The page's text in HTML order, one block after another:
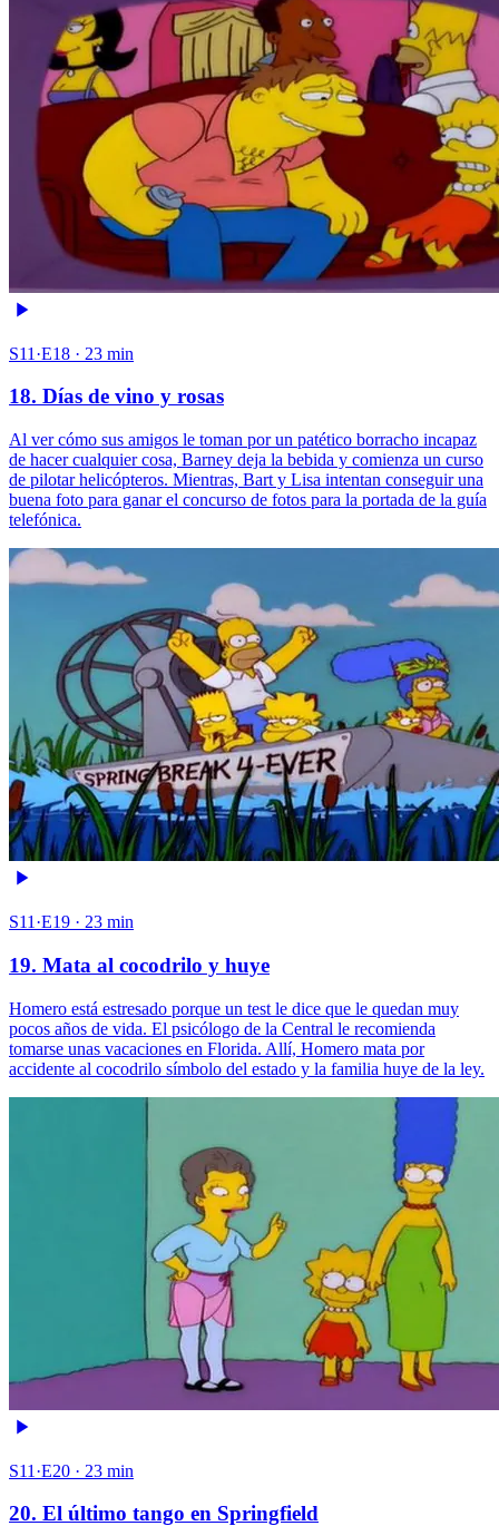
S11·E18 · 23 min
18. Días de vino y rosas
Al ver cómo sus amigos le toman por un patético borracho incapaz
de hacer cualquier cosa, Barney deja la bebida y comienza un curso
de pilotar helicópteros. Mientras, Bart y Lisa intentan conseguir una
buena foto para ganar el concurso de fotos para la portada de la guía
telefónica.
S11·E19 · 23 min
19. Mata al cocodrilo y huye
Homero está estresado porque un test le dice que le quedan muy
pocos años de vida. El psicólogo de la Central le recomienda
tomarse unas vacaciones en Florida. Allí, Homero mata por
accidente al cocodrilo símbolo del estado y la familia huye de la ley.
S11·E20 · 23 min
20. El último tango en Springfield